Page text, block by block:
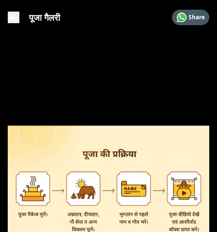
पूजा गैलरी Share